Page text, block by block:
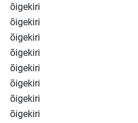
õigekiri
õigekiri
õigekiri
õigekiri
õigekiri
õigekiri
õigekiri
õigekiri